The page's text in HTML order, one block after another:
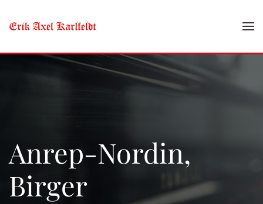
Skip to main content
Anrep-Nordin,
Birger